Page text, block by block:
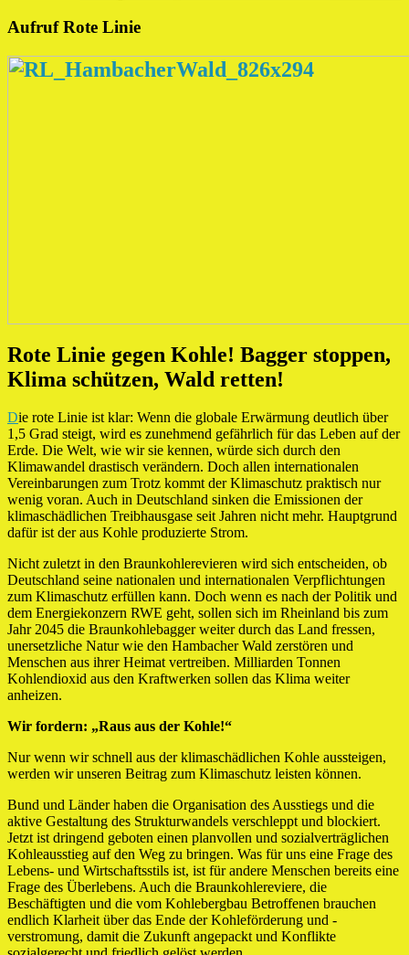
Aufruf Rote Linie
Rote Linie gegen Kohle! Bagger stoppen,
Klima schützen, Wald retten!
Die rote Linie ist klar: Wenn die globale Erwärmung deutlich über
1,5 Grad steigt, wird es zunehmend gefährlich für das Leben auf der
Erde. Die Welt, wie wir sie kennen, würde sich durch den
Klimawandel drastisch verändern. Doch allen internationalen
Vereinbarungen zum Trotz kommt der Klimaschutz praktisch nur
wenig voran. Auch in Deutschland sinken die Emissionen der
klimaschädlichen Treibhausgase seit Jahren nicht mehr. Hauptgrund
dafür ist der aus Kohle produzierte Strom.
Nicht zuletzt in den Braunkohlerevieren wird sich entscheiden, ob
Deutschland seine nationalen und internationalen Verpflichtungen
zum Klimaschutz erfüllen kann. Doch wenn es nach der Politik und
dem Energiekonzern RWE geht, sollen sich im Rheinland bis zum
Jahr 2045 die Braunkohlebagger weiter durch das Land fressen,
unersetzliche Natur wie den Hambacher Wald zerstören und
Menschen aus ihrer Heimat vertreiben. Milliarden Tonnen
Kohlendioxid aus den Kraftwerken sollen das Klima weiter
anheizen.
Wir fordern: „Raus aus der Kohle!“
Nur wenn wir schnell aus der klimaschädlichen Kohle aussteigen,
werden wir unseren Beitrag zum Klimaschutz leisten können.
Bund und Länder haben die Organisation des Ausstiegs und die
aktive Gestaltung des Strukturwandels verschleppt und blockiert.
Jetzt ist dringend geboten einen planvollen und sozialverträglichen
Kohleausstieg auf den Weg zu bringen. Was für uns eine Frage des
Lebens- und Wirtschaftsstils ist, ist für andere Menschen bereits eine
Frage des Überlebens. Auch die Braunkohlereviere, die
Beschäftigten und die vom Kohlebergbau Betroffenen brauchen
endlich Klarheit über das Ende der Kohleförderung und -
verstromung, damit die Zukunft angepackt und Konflikte